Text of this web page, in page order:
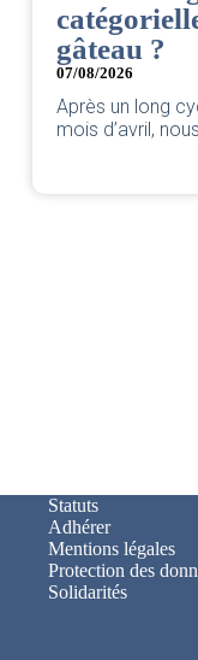
gâteau ?
07/08/2026
Après un long
mois d’avril,
Statuts
Adhérer
Mentions légales
Protection des
Solidarités